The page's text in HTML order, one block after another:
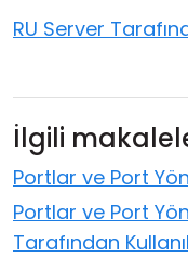
RU Server
İlgili
Portlar ve Port
Portlar ve Port
Tarafından